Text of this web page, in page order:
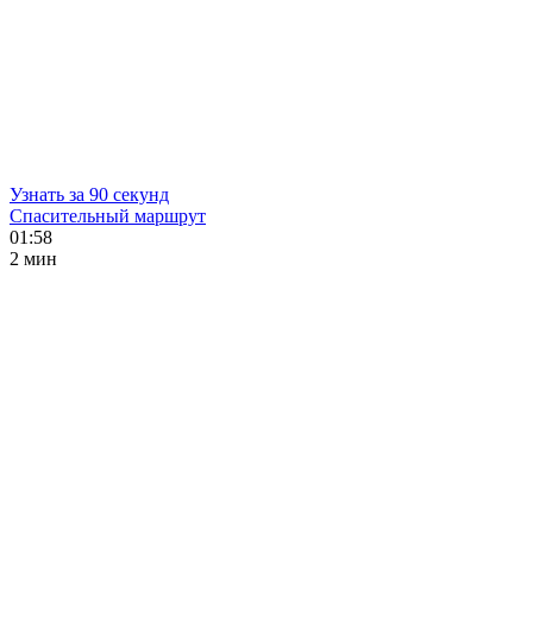
Узнать за 90 секунд
Спасительный маршрут
01:58
2 мин